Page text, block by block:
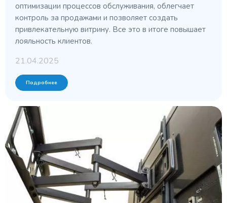
оптимизации процессов обслуживания, облегчает
контроль за продажами и позволяет создать
привлекательную витрину. Все это в итоге повышает
лояльность клиентов.
21.04.2025
Подробнее